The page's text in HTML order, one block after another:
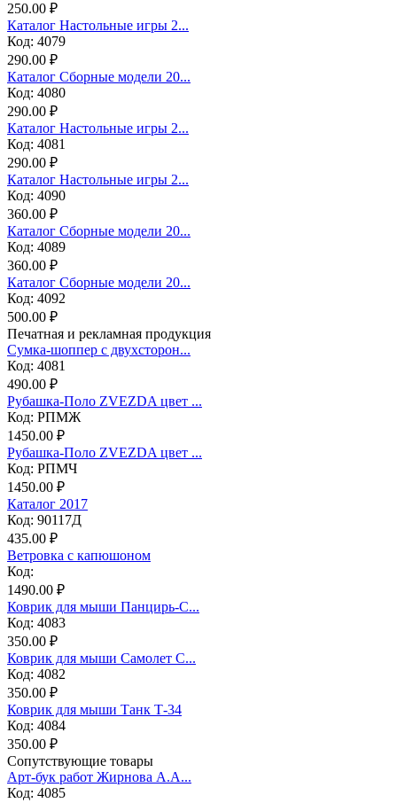
250.00 ₽
Каталог Настольные игры 2...
Код: 4079
290.00 ₽
Каталог Сборные модели 20...
Код: 4080
290.00 ₽
Каталог Настольные игры 2...
Код: 4081
290.00 ₽
Каталог Настольные игры 2...
Код: 4090
360.00 ₽
Каталог Сборные модели 20...
Код: 4089
360.00 ₽
Каталог Сборные модели 20...
Код: 4092
500.00 ₽
Печатная и рекламная продукция
Сумка-шоппер с двухсторон...
Код: 4081
490.00 ₽
Рубашка-Поло ZVEZDA цвет ...
Код: РПМЖ
1450.00 ₽
Рубашка-Поло ZVEZDA цвет ...
Код: РПМЧ
1450.00 ₽
Каталог 2017
Код: 90117Д
435.00 ₽
Ветровка с капюшоном
Код:
1490.00 ₽
Коврик для мыши Панцирь-С...
Код: 4083
350.00 ₽
Коврик для мыши Самолет С...
Код: 4082
350.00 ₽
Коврик для мыши Танк Т-34
Код: 4084
350.00 ₽
Сопутствующие товары
Арт-бук работ Жирнова А.А...
Код: 4085